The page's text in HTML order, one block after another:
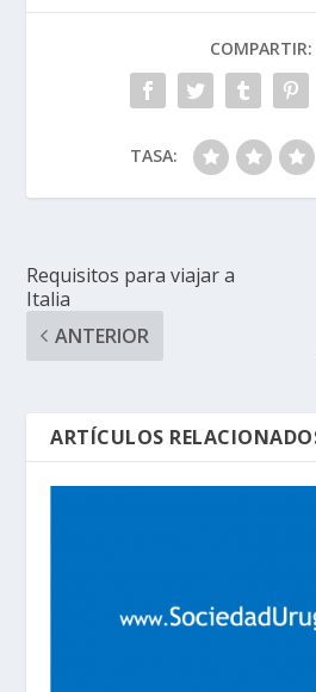
COMPARTIR:
TASA:
Requisitos para viajar a
Italia
ANTERIOR
ARTÍCULOS